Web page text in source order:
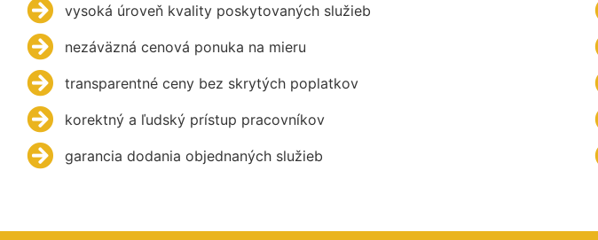
vysoká úroveň kvality poskytovaných služieb
nezáväzná cenová ponuka na mieru
transparentné ceny bez skrytých poplatkov
korektný a ľudský prístup pracovníkov
garancia dodania objednaných služieb